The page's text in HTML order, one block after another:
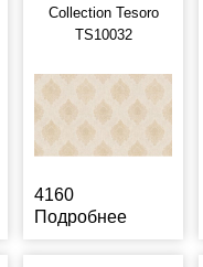
Collection Tesoro
TS10032
4160
Подробнее